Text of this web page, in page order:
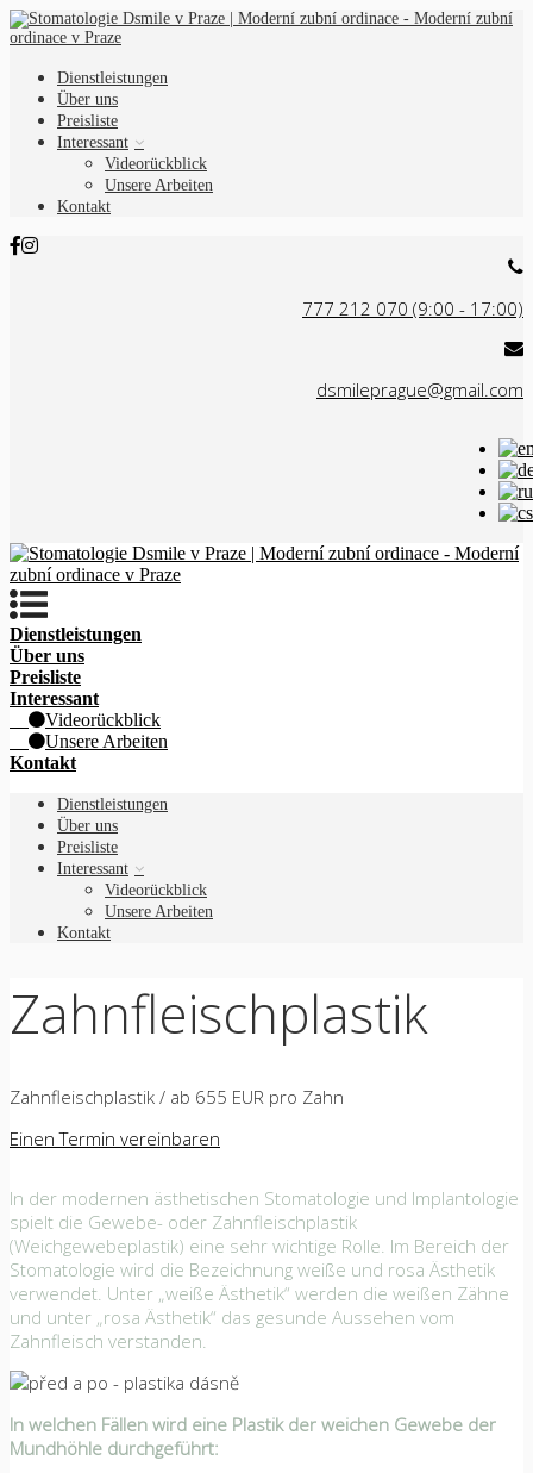
Dienstleistungen
Über uns
Preisliste
Interessant
Videorückblick
Unsere Arbeiten
Kontakt
777 212 070 (9:00 - 17:00)
dsmileprague@gmail.com
Dienstleistungen
Über uns
Preisliste
Interessant
Videorückblick
Unsere Arbeiten
Kontakt
Dienstleistungen
Über uns
Preisliste
Interessant
Videorückblick
Unsere Arbeiten
Kontakt
Zahnfleischplastik
Zahnfleischplastik / ab 655 EUR pro Zahn
Einen Termin vereinbaren
In der modernen ästhetischen Stomatologie und Implantologie
spielt die Gewebe- oder Zahnfleischplastik
(Weichgewebeplastik) eine sehr wichtige Rolle. Im Bereich der
Stomatologie wird die Bezeichnung weiße und rosa Ästhetik
verwendet. Unter „weiße Ästhetik“ werden die weißen Zähne
und unter „rosa Ästhetik“ das gesunde Aussehen vom
Zahnfleisch verstanden.
In welchen Fällen wird eine Plastik der weichen Gewebe der
Mundhöhle durchgeführt: